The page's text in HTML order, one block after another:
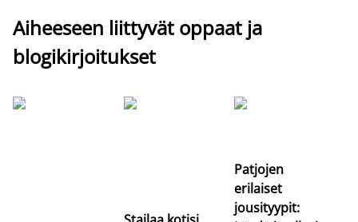
Aiheeseen liittyvät oppaat ja
blogikirjoitukset
Patjojen
erilaiset
jousityypit: